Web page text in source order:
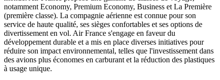
notamment Economy, Premium Economy, Business et La Première
(première classe). La compagnie aérienne est connue pour son
service de haute qualité, ses sièges confortables et ses options de
divertissement en vol. Air France s'engage en faveur du
développement durable et a mis en place diverses initiatives pour
réduire son impact environnemental, telles que l'investissement dans
des avions plus économes en carburant et la réduction des plastiques
à usage unique.